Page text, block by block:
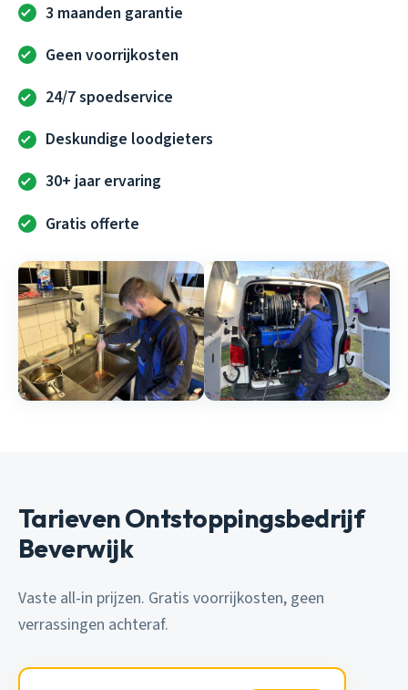
3 maanden garantie
Geen voorrijkosten
24/7 spoedservice
Deskundige loodgieters
30+ jaar ervaring
Gratis offerte
Tarieven Ontstoppingsbedrijf
Beverwijk
Vaste all-in prijzen. Gratis voorrijkosten, geen
verrassingen achteraf.